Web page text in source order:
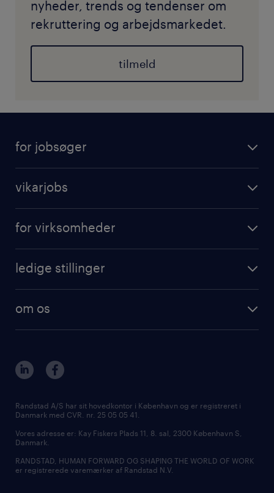
nyheder, trends og tendenser om
rekruttering og arbejdsmarkedet.
tilmeld
for jobsøger
vikarjobs
for virksomheder
ledige stillinger
om os
Randstad A/S har sit hovedkontor i København og er registreret i
Danmark med CVR. nr. 25 05 05 41.
Vores adresse er: Kay Fiskers Plads 11, 8. sal, 2300 København S,
Danmark.
RANDSTAD, HUMAN FORWARD OG SHAPING THE WORLD OF WORK
er registrerede varemærker af Randstad N.V.